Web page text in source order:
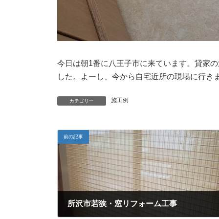
今日は朝1番に八王子市に来ています。貸家
した。よーし、今から自宅近所の現場に行き
カテゴリー 施工例
前の記事
所沢市若狭・窓リフォーム工事